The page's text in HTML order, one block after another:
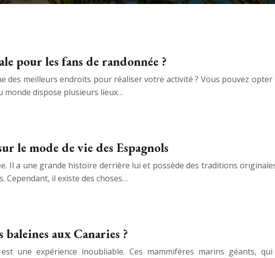
pour les fans de randonnée ?
des meilleurs endroits pour réaliser votre activité ? Vous pouvez
monde dispose plusieurs lieux…
le mode de vie des Espagnols
Il a une grande histoire derrière lui et possède des traditions
Cependant, il existe des choses…
aux Canaries ?
une expérience inoubliable. Ces mammifères marins géants,